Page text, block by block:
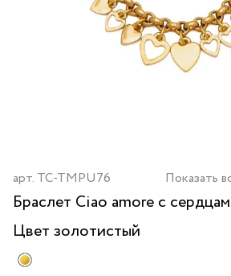
арт. TC-TMPU76 Показать
Браслет Ciao amore с
Цвет золотистый